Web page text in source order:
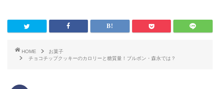
HOME
お菓子
チョコチップクッキーのカロリーと糖質量！ブルボン・森永では？